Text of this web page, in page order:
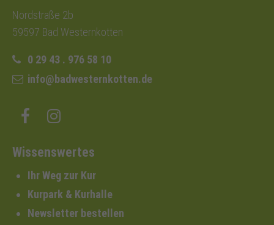
Nordstraße 2b
59597 Bad Westernkotten
0 29 43 . 976 58 10
info@badwesternkotten.de
Wissenswertes
Ihr Weg zur Kur
Kurpark & Kurhalle
Newsletter bestellen